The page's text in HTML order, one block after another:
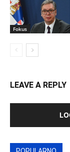
Fokus
LEAVE A REPLY